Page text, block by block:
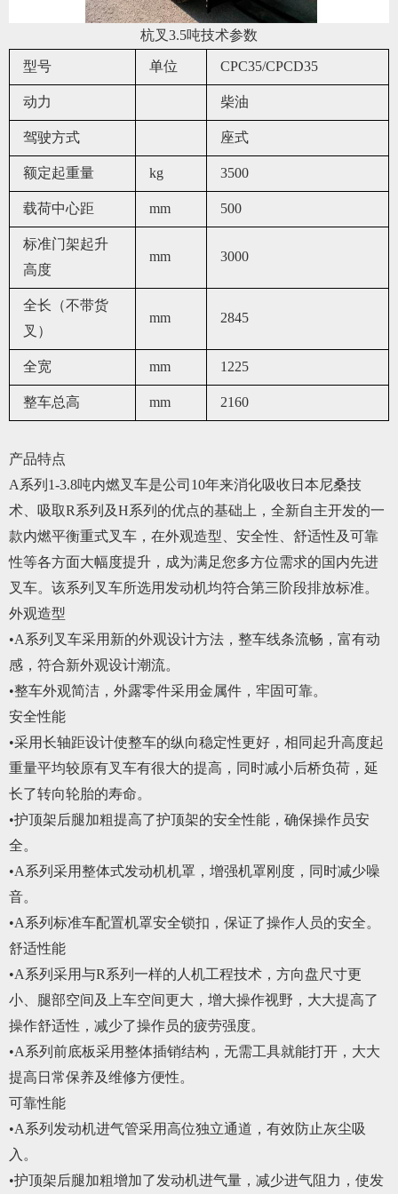
杭叉3.5吨技术参数
型号 单位 CPC35/CPCD35
动力 柴油
驾驶方式 座式
额定起重量 kg 3500
载荷中心距 mm 500
标准门架起升
高度
mm 3000
全长（不带货
叉）
mm 2845
全宽 mm 1225
整车总高 mm 2160
产品特点
A系列1-3.8吨内燃叉车是公司10年来消化吸收日本尼桑技
术、吸取R系列及H系列的优点的基础上，全新自主开发的一
款内燃平衡重式叉车，在外观造型、安全性、舒适性及可靠
性等各方面大幅度提升，成为满足您多方位需求的国内先进
叉车。该系列叉车所选用发动机均符合第三阶段排放标准。
外观造型
•A系列叉车采用新的外观设计方法，整车线条流畅，富有动
感，符合新外观设计潮流。
•整车外观简洁，外露零件采用金属件，牢固可靠。
安全性能
•采用长轴距设计使整车的纵向稳定性更好，相同起升高度起
重量平均较原有叉车有很大的提高，同时减小后桥负荷，延
长了转向轮胎的寿命。
•护顶架后腿加粗提高了护顶架的安全性能，确保操作员安
全。
•A系列采用整体式发动机机罩，增强机罩刚度，同时减少噪
音。
•A系列标准车配置机罩安全锁扣，保证了操作人员的安全。
舒适性能
•A系列采用与R系列一样的人机工程技术，方向盘尺寸更
小、腿部空间及上车空间更大，增大操作视野，大大提高了
操作舒适性，减少了操作员的疲劳强度。
•A系列前底板采用整体插销结构，无需工具就能打开，大大
提高日常保养及维修方便性。
可靠性能
•A系列发动机进气管采用高位独立通道，有效防止灰尘吸
入。
•护顶架后腿加粗增加了发动机进气量，减少进气阻力，使发